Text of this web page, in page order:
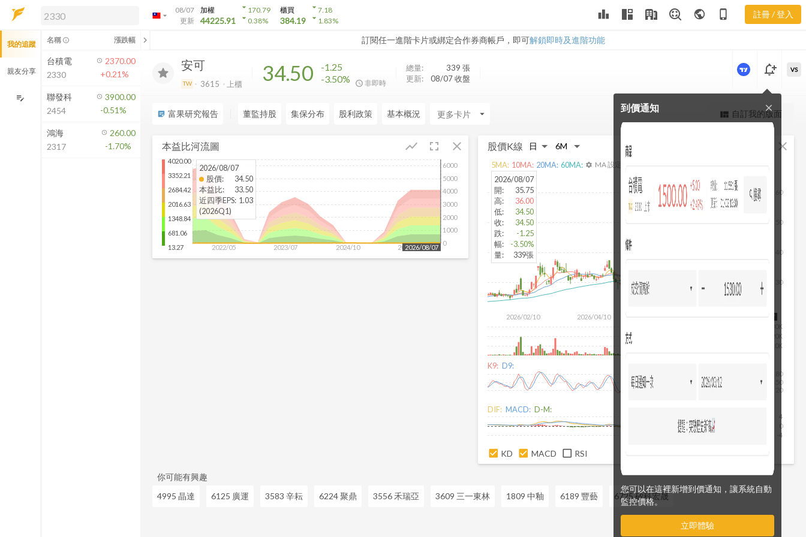
arrow_drop_down
08/07
更新
加權
44225.91
arrow_drop_down170.79
arrow_drop_down0.38%
櫃買
384.19
arrow_drop_down7.18
arrow_drop_down1.83% leaderboard public phone_iphone 註冊 / 登入
訂閱任一進階卡片或綁定合作券商帳戶，即可解鎖即時及進階功能
解鎖即時行情及進階功能
方案」，即可解鎖以下功能：
即時行情
即時市況與排行
成交金額熱力圖
前往方案訂閱
如何綁定合作券商
河流圖
安可
TW 3615 上櫃 34.50
-1.25
-3.50%
非即時
總量: 339 張
更新:
08/07 收盤
更強大的進階價量圖表
notification_add
到價通知
您可以在這裡新增到價通知，讓系統自動
監控價格。
立即體驗
close
VS
sticky_note_2 富果研究報告 董監持股 集保分布 股利政策 基本概況 arrow_drop_down view_quilt 自訂我的版面
本益比河流圖 fullscreen close
show_chart
4020.00
3352.21
2684.42
2016.63
1348.84
681.06
13.27
2022/05 2023/07 2024/10 2025/12
0
1000
2000
3000
4000
5000
6000
2026/08/07
2026/08/07
股價:
34.50
本益比:
33.50
近四季EPS: 1.03
(2026Q1)
股價K線 close
2026/02/10 2026/04/10
30
40
50
60
2026/08/07
10K
20K
30K
2026/08/07
開:
35.75
高:
36.00
低:
34.50
收:
34.50
跌:
-1.25
幅:
-3.50%
量: 339張
5MA: 10MA: 20MA: 60MA: settings MA 設定
K9: D9:
20
50
80
DIF: MACD: D-M:
-4
0
4
KD MACD RSI
你可能有興趣
4995 晶達
6125 廣運 3583 辛耘 6224 聚鼎 3556 禾瑞亞 3609 三一東林 1809 中釉 6189 豐藝 6725 矽科宏晟
我的追蹤
親友分享
edit_note
名稱 info_outline 漲跌幅 chevron_left
台積電
2330
2370.00
+0.21%
聯發科
2454
3900.00
-0.51%
鴻海
2317
260.00
-1.70%